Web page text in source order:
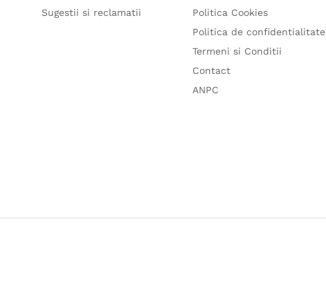
Sugestii si reclamatii
Politica Cookies
Politica de confidentialitate
Termeni si Conditii
Contact
ANPC